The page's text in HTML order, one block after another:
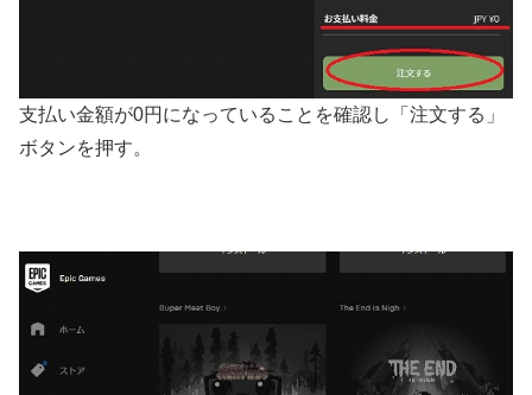
支払い金額が0円になっていることを確認し「注文する」
ボタンを押す。